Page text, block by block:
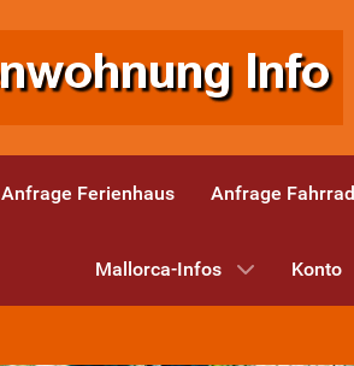
Anfrage Ferienhaus Anfrage Fahrrad
Mallorca-Infos Konto